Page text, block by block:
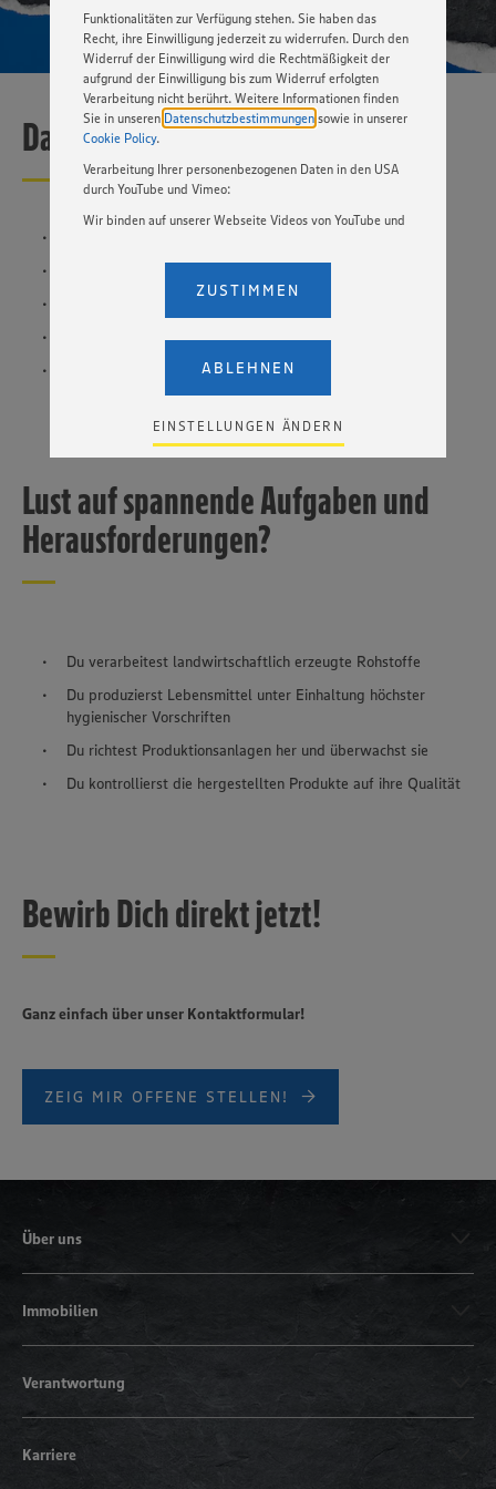
Funktionalitäten zur Verfügung stehen. Sie haben das
Recht, ihre Einwilligung jederzeit zu widerrufen. Durch den
Widerruf der Einwilligung wird die Rechtmäßigkeit der
aufgrund der Einwilligung bis zum Widerruf erfolgten
Verarbeitung nicht berührt. Weitere Informationen finden
Sie in unseren Datenschutzbestimmungen sowie in unserer
Cookie Policy.
Verarbeitung Ihrer personenbezogenen Daten in den USA
durch YouTube und Vimeo:
Wir binden auf unserer Webseite Videos von YouTube und
Einstellungen bezüglich YouTube und Vimeo zu ändern,
ein, dass Ihre Daten (IP-Adresse, Zeitstempel, ggf.
Nutzerverhalten auf unserer Webseite) an die Anbieter der
Dienste YouTube und Vimeo in den USA übermittelt und
dort verarbeitet werden. Der EuGH sieht die USA als Land
angemessenen Datenschutzniveau an. Es besteht das
Risiko eines Zugriffs durch US-amerikanische Behörden.
Zudem wissen wir nicht genau, wie die Anbieter der
genannten Dienste Ihre Daten verarbeiten. Weitere
unseren Datenschutzhinweisen sowie in unserer Cookie
Policy unter den Stichworten „YouTube” und „Vimeo”.
EINSTELLUNGEN ÄNDERN
ABLEHNEN
ZUSTIMMEN
Das bringst Du mit:
Selbstständige Arbeitsweise
Technisches Verständnis
Lust auf spannende Aufgaben und
Herausforderungen?
Du verarbeitest landwirtschaftlich erzeugte Rohstoffe
Du produzierst Lebensmittel unter Einhaltung höchster
hygienischer Vorschriften
Du richtest Produktionsanlagen her und überwachst sie
Du kontrollierst die hergestellten Produkte auf ihre Qualität
Bewirb Dich direkt jetzt!
Ganz einfach über unser Kontaktformular!
ZEIG MIR OFFENE STELLEN!
Über uns
Immobilien
Verantwortung
Karriere